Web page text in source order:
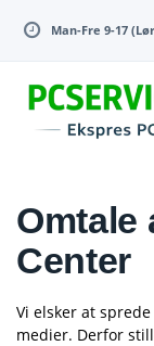
Man-Fre 9-17
Omtale
Center
Vi elsker at
medier. Derfor